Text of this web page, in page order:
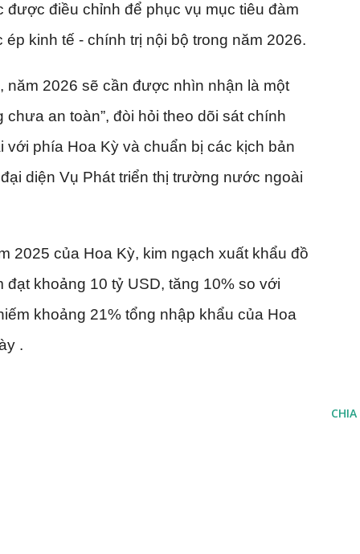
được điều chỉnh để phục vụ mục tiêu đàm
kinh tế - chính trị nội bộ trong năm 2026.
năm 2026 sẽ cần được nhìn nhận là một
chưa an toàn”, đòi hỏi theo dõi sát chính
với phía Hoa Kỳ và chuẩn bị các kịch bản
diện Vụ Phát triển thị trường nước ngoài
2025 của Hoa Kỳ, kim ngạch xuất khẩu đồ
đạt khoảng 10 tỷ USD, tăng 10% so với
khoảng 21% tổng nhập khẩu của Hoa
.
CHIA